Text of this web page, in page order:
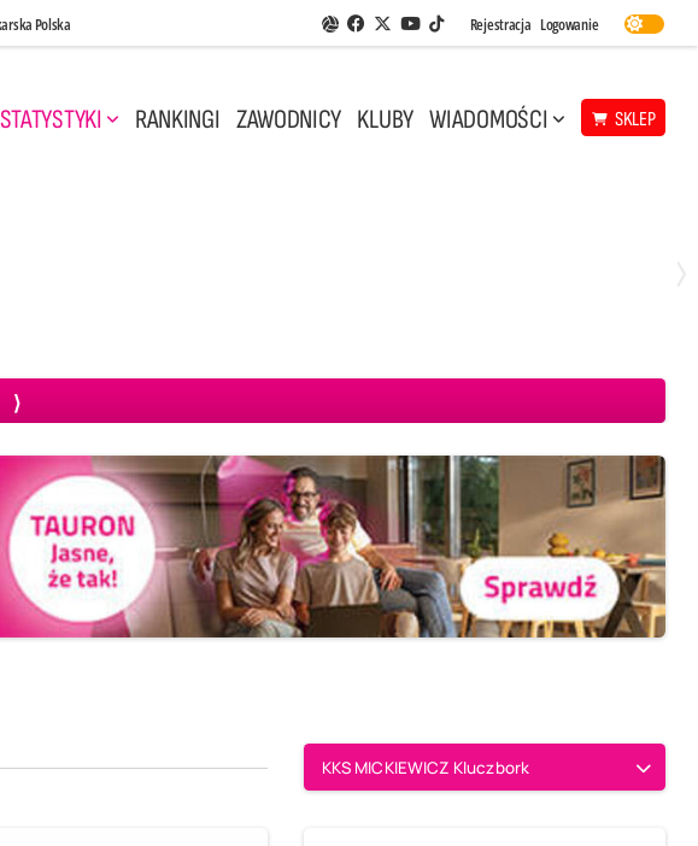
Polska Aplikacja Siatkarskie Ligi
Facebook
Twitter
Youtube
TikTok
Rejestracja Logowanie
STATYSTYKI RANKINGI ZAWODNICY KLUBY WIADOMOŚCI SKLEP
KKS MICKIEWICZ Kluczbork